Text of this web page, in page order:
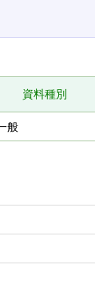
資料種別
般